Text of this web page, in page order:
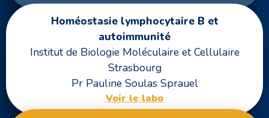
Homéostasie lymphocytaire B et
autoimmunité
Institut de Biologie Moléculaire et Cellulaire
Strasbourg
Pr Pauline Soulas Sprauel
Voir le labo